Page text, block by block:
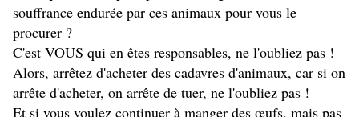
souffrance endurée par ces animaux pour vous le
procurer ?
C'est VOUS qui en êtes responsables, ne l'oubliez pas !
Alors, arrêtez d'acheter des cadavres d'animaux, car si on
arrête d'acheter, on arrête de tuer, ne l'oubliez pas !
Et si vous voulez continuer à manger des œufs, mais pas